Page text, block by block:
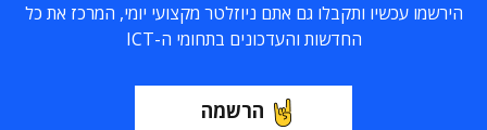
הירשמו עכשיו ותקבלו גם אתם ניוזלטר מקצועי יומי, המרכז את כל
החדשות והעדכונים בתחומי ה-ICT
הרשמה